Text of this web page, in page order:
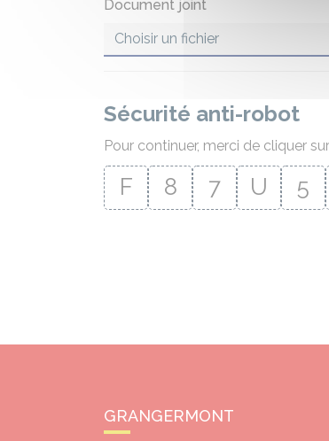
Document joint
Choisir un fichier
Sécurité anti-robot
Pour continuer, merci de cliquer sur
F 8 7 U 5
GRANGERMONT